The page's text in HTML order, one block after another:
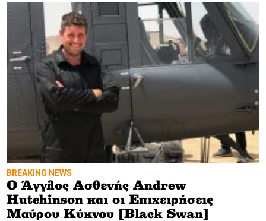
BREAKING NEWS
Ο Άγγλος Ασθενής Andrew
Hutchinson και οι Επιχειρήσεις
Μαύρου Κύκνου [Black Swan]